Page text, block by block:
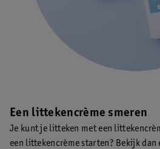
Een littekencrème smeren
Je kunt je litteken met een
een littekencrème starten? Bekijk dan